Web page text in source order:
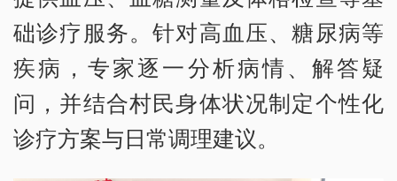
础诊疗服务。针对高血压、糖尿病等
疾病，专家逐一分析病情、解答疑
问，并结合村民身体状况制定个性化
诊疗方案与日常调理建议。